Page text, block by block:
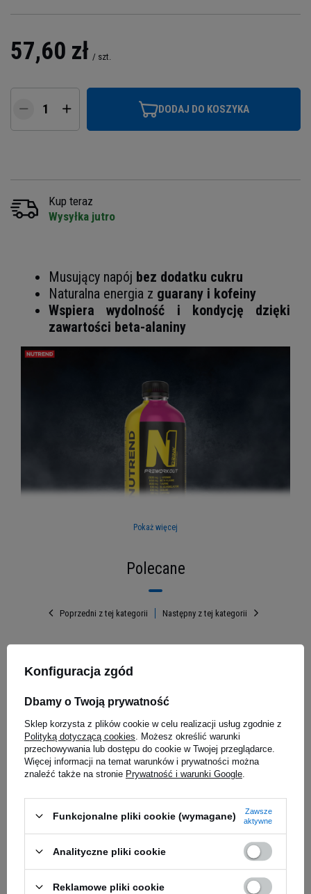
57,60 zł / szt.
DODAJ DO KOSZYKA
Kup teraz
Wysyłka jutro
Musujący napój bez dodatku cukru
Naturalna energia z guarany i kofeiny
Wspiera wydolność i kondycję dzięki
zawartości beta-alaniny
Naturalna moc guarany
Napój N1 Pre Workout nie jest kolejnym, zwykłym
napojem energetycznym. Towyjątkowa
mieszanka, której sercem jest guarana,
zawierają wielokrotnie więcej kofeiny niż
jest nie tylko intensywne, ale także
długotrwałe. To idealne rozwiązanie dla osób
potrzebujących wsparcia podczas intensywnego
wysiłku fizycznego, a także umysłowego.
Pokaż więcej
Polecane
Poprzedni z tej kategorii
KEVIN LEVRONE Shaaboom
Pump Juice Shot - 120ml
4,99 zł
41,58 zł / l
BODY
25ml -
30-09
7,48 zł
3,99 zł
Najniższa
5,10 zł
Kup teraz -
Następny z tej kategorii
Konfiguracja zgód
Dbamy o Twoją prywatność
Sklep korzysta z plików cookie w celu realizacji usług zgodnie z
Polityką dotyczącą cookies . Możesz określić warunki
przechowywania lub dostępu do cookie w Twojej przeglądarce.
Więcej informacji na temat warunków i prywatności można
znaleźć także na stronie Prywatność i warunki Google
Funkcjonalne pliki cookie (wymagane)
Zawsze
aktywne
Analityczne pliki cookie
Reklamowe pliki cookie